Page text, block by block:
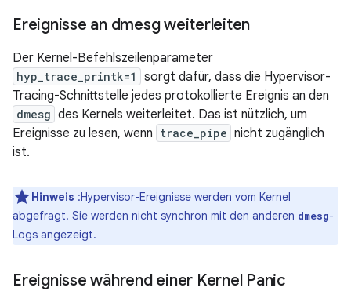
Ereignisse an dmesg weiterleiten
Der Kernel-Befehlszeilenparameter
hyp_trace_printk=1
sorgt dafür, dass die Hypervisor-
Tracing-Schnittstelle jedes protokollierte Ereignis an den
dmesg des Kernels weiterleitet. Das ist nützlich, um
Ereignisse zu lesen, wenn trace_pipe nicht zugänglich
ist.
Hinweis :Hypervisor-Ereignisse werden vom Kernel
abgefragt. Sie werden nicht synchron mit den anderen dmesg-
Logs angezeigt.
Ereignisse während einer Kernel Panic